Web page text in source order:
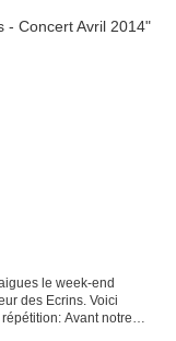
le week-end
des Ecrins. Voici
Avant notre